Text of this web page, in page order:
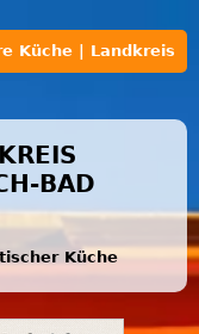
Küche | Landkreis
BAD
Küche